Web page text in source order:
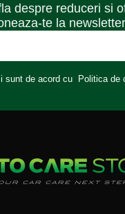
despre reduceri si
te la newsletter
sunt de acord cu Politica de